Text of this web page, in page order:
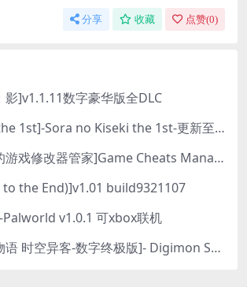
分享 收藏 点赞(0)
影]v1.1.11数字豪华版全DLC
[空之轨迹 the 1st]-Sora no Kiseki the 1st-更新至v1.06.4-全DLC
[免费好用的游戏修改器管家]Game Cheats Manager
the End)]v1.01 build9321107
v1.0.1 可xbox联机
[数码宝贝物语 时空异客-数字终极版]- Digimon Story Time Stranger-Build.23514637